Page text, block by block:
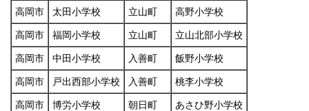
高岡市 太田小学校 立山町 高野小学校
高岡市 福岡小学校 立山町 立山北部小学校
高岡市 中田小学校 入善町 飯野小学校
高岡市 戸出西部小学校 入善町 桃李小学校
高岡市 博労小学校 朝日町 あさひ野小学校